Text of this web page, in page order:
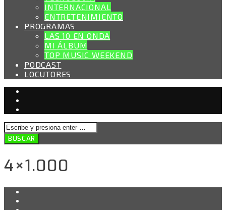
INTERNACIONAL
ENTRETENIMIENTO
PROGRAMAS
LAS 10 EN ONDA
MI ÁLBUM
TOP MUSIC WEEKEND
PODCAST
LOCUTORES
4×1.000